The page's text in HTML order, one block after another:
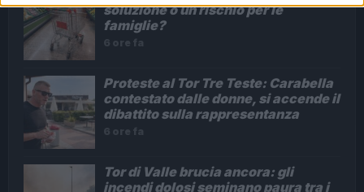
soluzione o un rischio per le
famiglie?
6 ore fa
Proteste al Tor Tre Teste: Carabella
contestato dalle donne, si accende il
dibattito sulla rappresentanza
6 ore fa
Tor di Valle brucia ancora: gli
incendi dolosi seminano paura tra i